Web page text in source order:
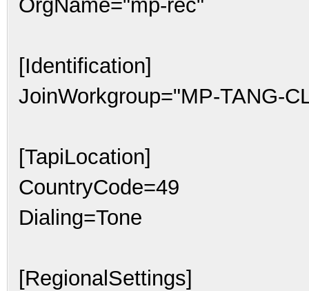
OrgName="mp-rec"
[Identification]
JoinWorkgroup="MP-TANG-
[TapiLocation]
CountryCode=49
Dialing=Tone
[RegionalSettings]